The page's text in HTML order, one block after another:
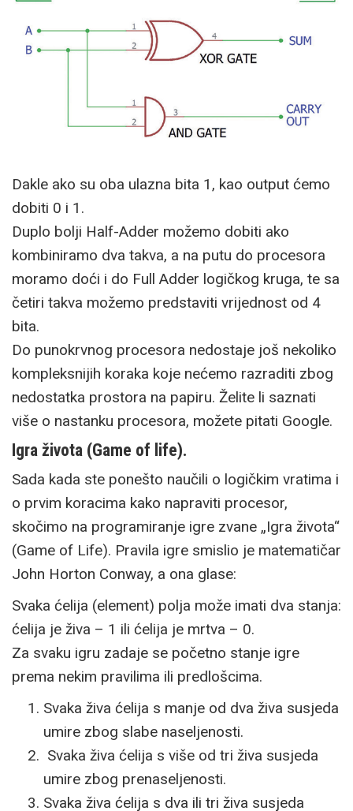
Dakle ako su oba ulazna bita 1, kao output ćemo
dobiti 0 i 1.
Duplo bolji Half-Adder možemo dobiti ako
kombiniramo dva takva, a na putu do procesora
moramo doći i do Full Adder logičkog kruga, te sa
četiri takva možemo predstaviti vrijednost od 4
bita.
Do punokrvnog procesora nedostaje još nekoliko
kompleksnijih koraka koje nećemo razraditi zbog
nedostatka prostora na papiru. Želite li saznati
više o nastanku procesora, možete pitati Google.
Igra života (Game of life).
Sada kada ste ponešto naučili o logičkim vratima i
o prvim koracima kako napraviti procesor,
skočimo na programiranje igre zvane „Igra života“
(Game of Life). Pravila igre smislio je matematičar
John Horton Conway, a ona glase:
Svaka ćelija (element) polja može imati dva stanja:
ćelija je živa – 1 ili ćelija je mrtva – 0.
Za svaku igru zadaje se početno stanje igre
prema nekim pravilima ili predlošcima.
Svaka živa ćelija s manje od dva živa susjeda
umire zbog slabe naseljenosti.
Svaka živa ćelija s više od tri živa susjeda
umire zbog prenaseljenosti.
Svaka živa ćelija s dva ili tri živa susjeda